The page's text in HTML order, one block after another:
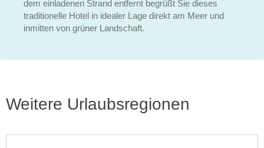
dem einladenen Strand entfernt begrüßt Sie dieses
traditionelle Hotel in idealer Lage direkt am Meer und
inmitten von grüner Landschaft.
Weitere Urlaubsregionen